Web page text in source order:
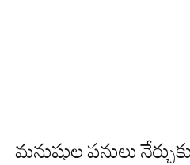
మనుషుల పనులు